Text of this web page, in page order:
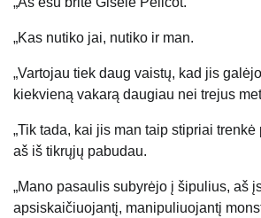
„Kas nutiko jai, nutiko ir man.
„Vartojau tiek daug vaistų, kad jis
kiekvieną vakarą daugiau nei trejus
„Tik tada, kai jis man taip stipriai
aš iš tikrųjų pabudau.
„Mano pasaulis subyrėjo į šipulius, aš
apsiskaičiuojantį, manipuliuojantį